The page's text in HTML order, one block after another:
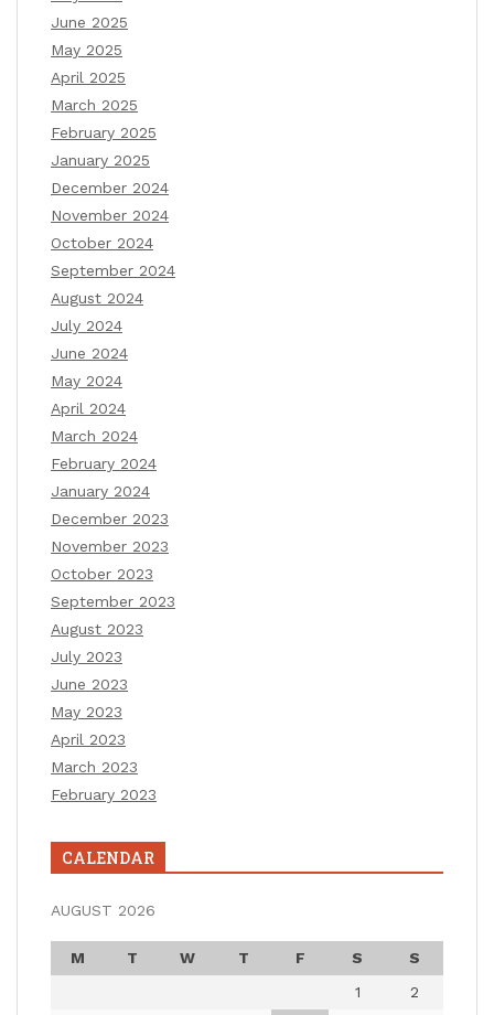
June 2025
May 2025
April 2025
March 2025
February 2025
January 2025
December 2024
November 2024
October 2024
September 2024
August 2024
July 2024
June 2024
May 2024
April 2024
March 2024
February 2024
January 2024
December 2023
November 2023
October 2023
September 2023
August 2023
July 2023
June 2023
May 2023
April 2023
March 2023
February 2023
CALENDAR
AUGUST 2026
M T W T F S
S
1
2